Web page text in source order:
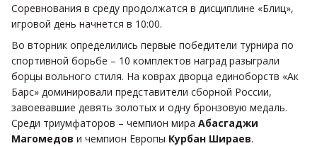
Соревнования в среду продолжатся в дисциплине «Блиц»,
игровой день начнется в 10:00.
Во вторник определились первые победители турнира по
спортивной борьбе – 10 комплектов наград разыграли
борцы вольного стиля. На коврах дворца единоборств «Ак
Барс» доминировали представители сборной России,
завоевавшие девять золотых и одну бронзовую медаль.
Среди триумфаторов – чемпион мира Абасгаджи
Магомедов и чемпион Европы Курбан Шираев.